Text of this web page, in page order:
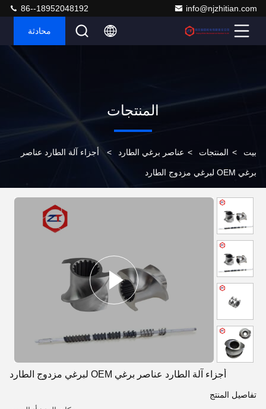
info@njzhitian.com
86--18952048192
محادثة
المنتجات
بيت > المنتجات > عناصر برغي الطارد > أجزاء آلة الطارد عناصر
برغي OEM لبرغي مزدوج الطارد
أجزاء آلة الطارد عناصر برغي OEM لبرغي مزدوج الطارد
تفاصيل المنتج